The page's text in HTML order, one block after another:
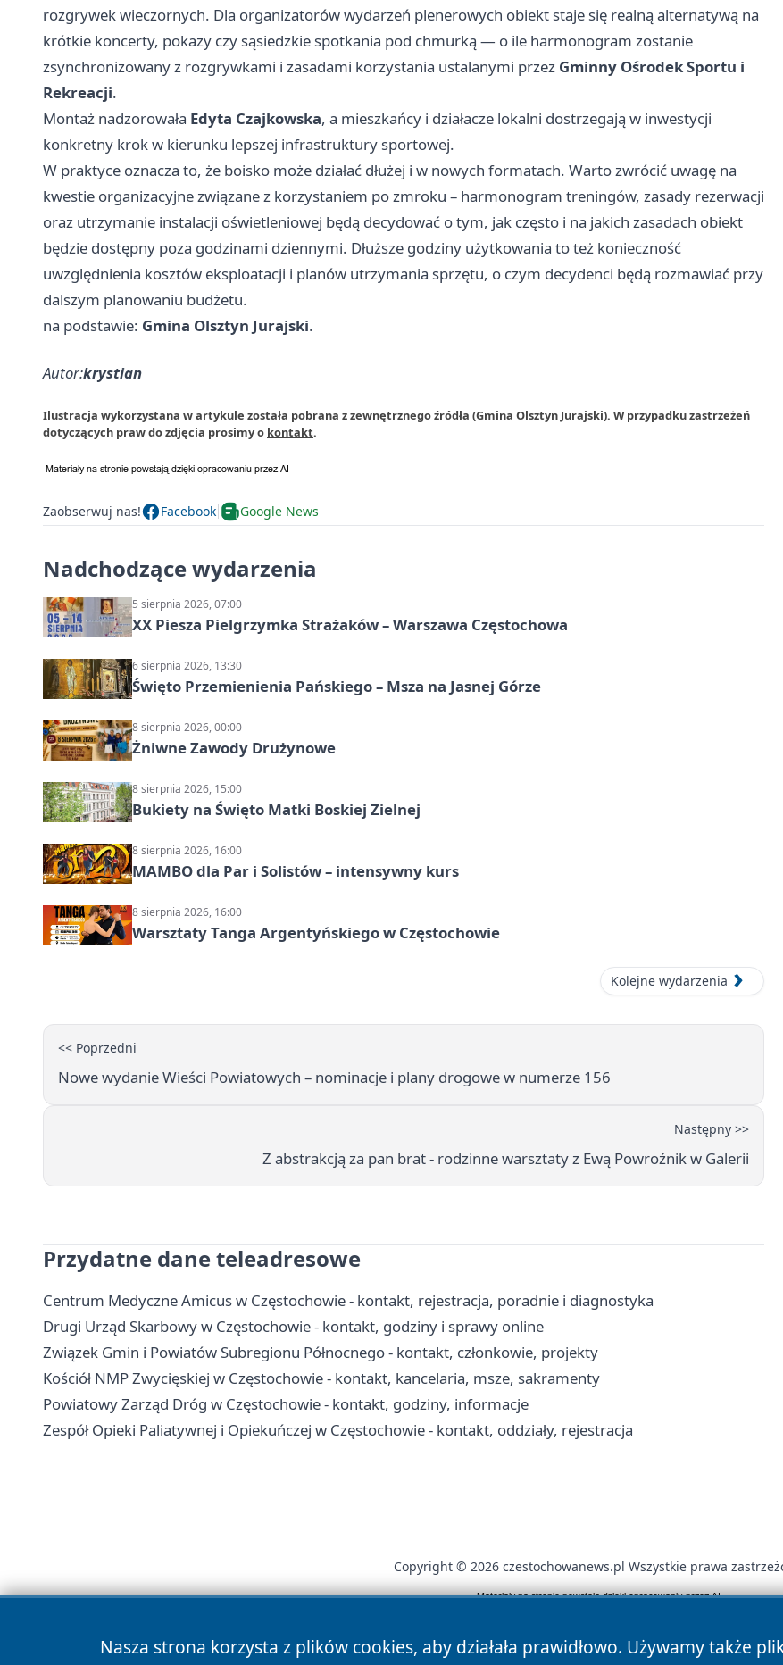
rozgrywek wieczornych. Dla organizatorów wydarzeń plenerowych obiekt staje się realną alternatywą na
krótkie koncerty, pokazy czy sąsiedzkie spotkania pod chmurką — o ile harmonogram zostanie
zsynchronizowany z rozgrywkami i zasadami korzystania ustalanymi przez Gminny Ośrodek Sportu i
Rekreacji.
Montaż nadzorowała Edyta Czajkowska, a mieszkańcy i działacze lokalni dostrzegają w inwestycji
konkretny krok w kierunku lepszej infrastruktury sportowej.
W praktyce oznacza to, że boisko może działać dłużej i w nowych formatach. Warto zwrócić uwagę na
kwestie organizacyjne związane z korzystaniem po zmroku – harmonogram treningów, zasady rezerwacji
oraz utrzymanie instalacji oświetleniowej będą decydować o tym, jak często i na jakich zasadach obiekt
będzie dostępny poza godzinami dziennymi. Dłuższe godziny użytkowania to też konieczność
uwzględnienia kosztów eksploatacji i planów utrzymania sprzętu, o czym decydenci będą rozmawiać przy
dalszym planowaniu budżetu.
na podstawie: Gmina Olsztyn Jurajski.
Autor:krystian
Ilustracja wykorzystana w artykule została pobrana z zewnętrznego źródła (Gmina Olsztyn Jurajski). W przypadku zastrzeżeń
dotyczących praw do zdjęcia prosimy o kontakt.
Zaobserwuj nas! Facebook Google News
Nadchodzące wydarzenia
5 sierpnia 2026, 07:00
XX Piesza Pielgrzymka Strażaków – Warszawa Częstochowa
6 sierpnia 2026, 13:30
Święto Przemienienia Pańskiego – Msza na Jasnej Górze
8 sierpnia 2026, 00:00
Żniwne Zawody Drużynowe
8 sierpnia 2026, 15:00
Bukiety na Święto Matki Boskiej Zielnej
8 sierpnia 2026, 16:00
MAMBO dla Par i Solistów – intensywny kurs
8 sierpnia 2026, 16:00
Warsztaty Tanga Argentyńskiego w Częstochowie
Kolejne wydarzenia
<< Poprzedni
Nowe wydanie Wieści Powiatowych – nominacje i plany drogowe w numerze 156
Następny >>
Z abstrakcją za pan brat - rodzinne warsztaty z Ewą Powroźnik w Galerii
Przydatne dane teleadresowe
Centrum Medyczne Amicus w Częstochowie - kontakt, rejestracja, poradnie i diagnostyka
Drugi Urząd Skarbowy w Częstochowie - kontakt, godziny i sprawy online
Związek Gmin i Powiatów Subregionu Północnego - kontakt, członkowie, projekty
Kościół NMP Zwycięskiej w Częstochowie - kontakt, kancelaria, msze, sakramenty
Powiatowy Zarząd Dróg w Częstochowie - kontakt, godziny, informacje
Zespół Opieki Paliatywnej i Opiekuńczej w Częstochowie - kontakt, oddziały, rejestracja
Nasza strona korzysta z plików cookies, aby działała prawidłowo. Używamy także
Copyright © 2026 czestochowanews.pl Wszystkie prawa